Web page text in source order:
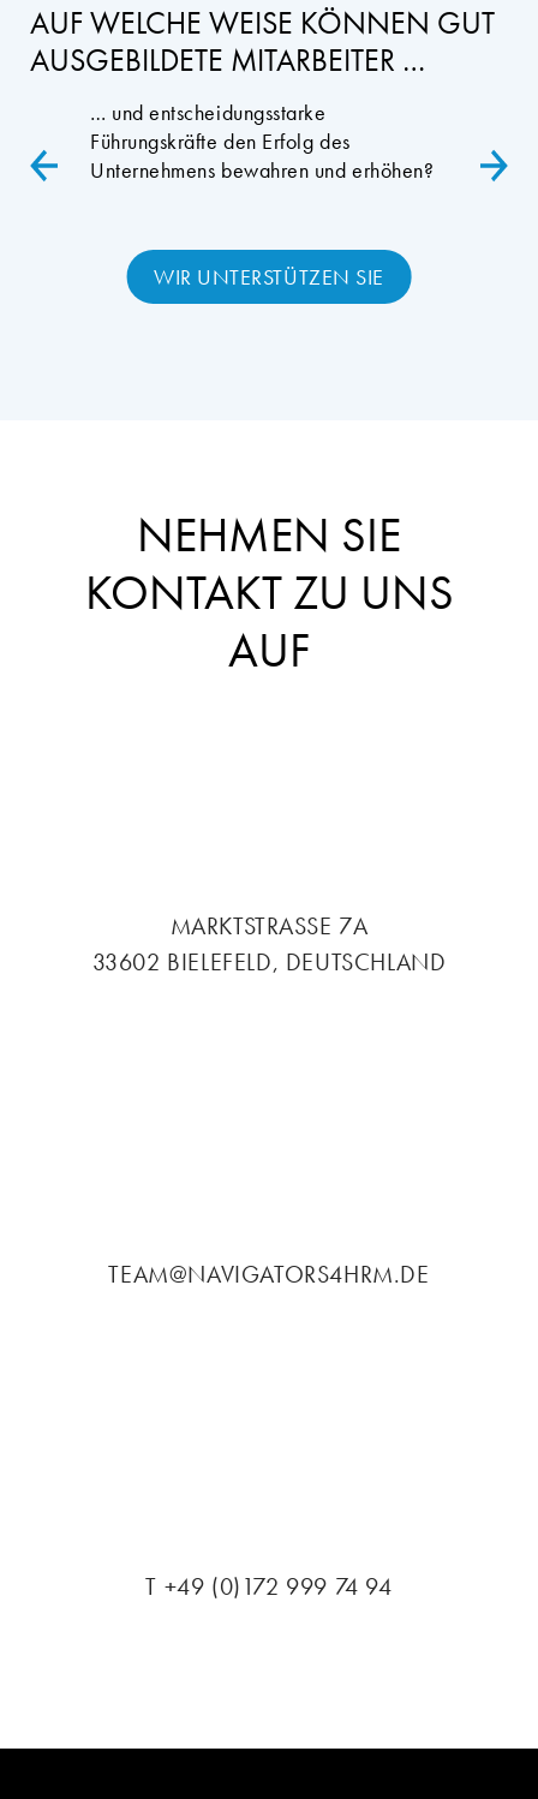
AUF WELCHE WEISE KÖNNEN GUT
AUSGEBILDETE MITARBEITER …
… und entscheidungsstarke
Führungskräfte den Erfolg des
Unternehmens bewahren und erhöhen?
WIR UNTERSTÜTZEN SIE
NEHMEN SIE
KONTAKT ZU UNS
AUF
MARKTSTRASSE 7A
33602 BIELEFELD, DEUTSCHLAND
TEAM@NAVIGATORS4HRM.DE
T +49 (0)172 999 74 94